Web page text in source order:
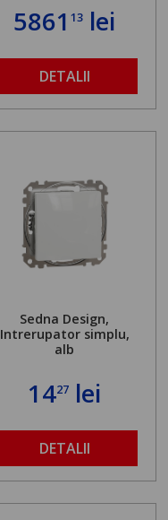
586113 lei
DETALII
Sedna Design,
Intrerupator simplu,
alb
1427 lei
DETALII